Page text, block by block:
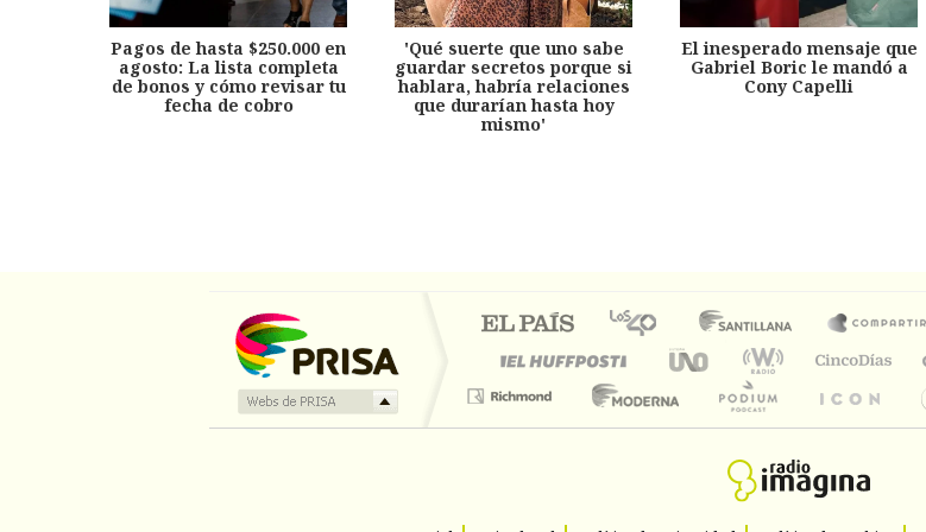
Pagos de hasta $250.000 en
agosto: La lista completa
de bonos y cómo revisar tu
fecha de cobro
'Qué suerte que uno sabe
guardar secretos porque si
hablara, habría relaciones
que durarían hasta hoy
mismo'
El inesperado mensaje que
Gabriel Boric le mandó a
Cony Capelli